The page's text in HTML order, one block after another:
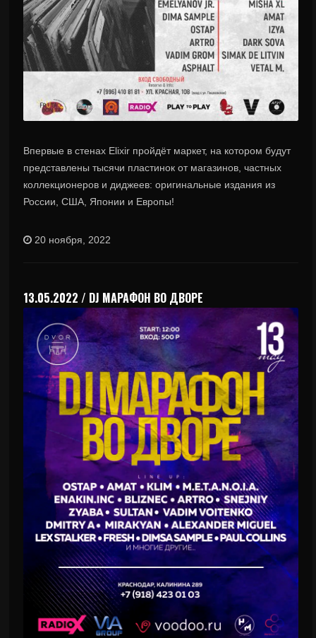
Впервые в стенах Elixir пройдёт маркет, на котором будут
представлены тысячи пластинок от магазинов, частных
коллекционеров и диджеев: оригинальные издания из
России, США, Японии и Европы!
20 ноября, 2022
13.05.2022 / DJ МАРАФОН ВО ДВОРЕ